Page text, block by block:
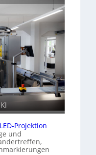
Projektion
und